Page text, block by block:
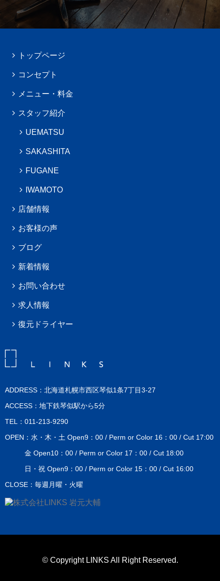
トップページ
コンセプト
メニュー・料金
スタッフ紹介
UEMATSU
SAKASHITA
FUGANE
IWAMOTO
店舗情報
お客様の声
ブログ
新着情報
お問い合わせ
求人情報
復元ドライヤー
ADDRESS：北海道札幌市西区琴似1条7丁目3-27
ACCESS：地下鉄琴似駅から5分
TEL：011-213-9290
OPEN：水・木・土 Open9：00 / Perm or Color 16：00 / Cut 17:00
金 Open10：00 / Perm or Color 17：00 / Cut 18:00
日・祝 Open9：00 / Perm or Color 15：00 / Cut 16:00
CLOSE：毎週月曜・火曜
© Copyright LINKS All Right Reserved.